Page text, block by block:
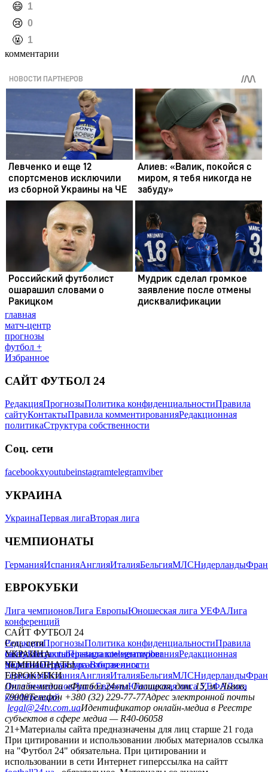
️😄 1
️😢 0
️🤬 1
комментарии
главная
матч-центр
прогнозы
футбол +
Избранное
САЙТ ФУТБОЛ 24
РедакцияПрогнозыПолитика конфиденциальностиПравила
сайтуКонтактыПравила комментированияРедакционная
политикаСтруктура собственности
Соц. сети
facebookxyoutubeinstagramtelegramviber
УКРАИНА
УкраинаПервая лигаВторая лига
ЧЕМПИОНАТЫ
ГерманияИспанияАнглияИталияБельгияМЛСНидерланды
ЕВРОКУБКИ
Лига чемпионовЛига ЕвропыЮношеская лига УЕФАЛига
конференций
САЙТ ФУТБОЛ 24
РедакцияПрогнозыПолитика конфиденциальностиПравила
сайтуКонтактыПравила комментированияРедакционная
политикаСтруктура собственности
Соц. сети
facebookxyoutubeinstagramtelegramviber
УКРАИНА
УкраинаПервая лигаВторая лига
ЧЕМПИОНАТЫ
ГерманияИспанияАнглияИталияБельгияМЛСНидерланды
ЕВРОКУБКИ
Лига чемпионовЛига ЕвропыЮношеская лига УЕФАЛига
конференций
Онлайн-медиа «Футбол 24»пл. Галицкая, дом. 15, м. Львов,
79008Телефон +380 (32) 229-77-77Адрес электронной почты
legal@24tv.com.uaИдентификатор онлайн-медиа в Реестре
субъектов в сфере медиа — R40-06058
21+Материалы сайта предназначены для лиц старше 21 года
При цитировании и использовании любых материалов ссылка
на "Футбол 24" обязательна. При цитировании и
использовании в сети Интернет гиперссылка на сайтт